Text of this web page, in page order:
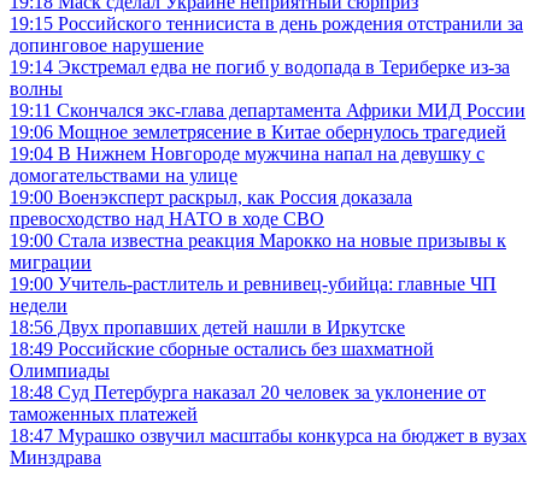
19:15 Российского теннисиста в день рождения отстранили за
допинговое нарушение
19:14 Экстремал едва не погиб у водопада в Териберке из-за
волны
19:11 Скончался экс-глава департамента Африки МИД России
19:06 Мощное землетрясение в Китае обернулось трагедией
19:04 В Нижнем Новгороде мужчина напал на девушку с
домогательствами на улице
19:00 Военэксперт раскрыл, как Россия доказала
превосходство над НАТО в ходе СВО
19:00 Стала известна реакция Марокко на новые призывы к
миграции
19:00 Учитель-растлитель и ревнивец-убийца: главные ЧП
недели
18:56 Двух пропавших детей нашли в Иркутске
18:49 Российские сборные остались без шахматной
Олимпиады
18:48 Суд Петербурга наказал 20 человек за уклонение от
таможенных платежей
18:47 Мурашко озвучил масштабы конкурса на бюджет в вузах
Минздрава